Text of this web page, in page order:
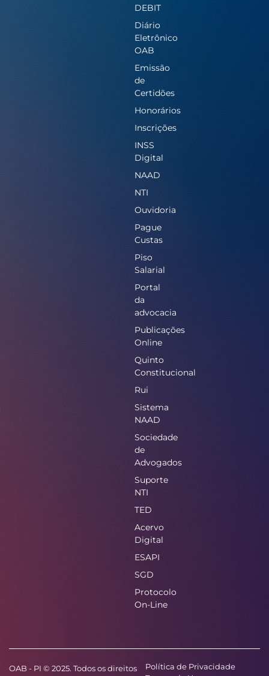
DEBIT
Diário
Eletrônico
OAB
Emissão
de
Certidões
Honorários
Inscrições
INSS
Digital
NAAD
NTI
Ouvidoria
Pague
Custas
Piso
Salarial
Portal
da
advocacia
Publicações
Online
Quinto
Constitucional
Rui
Sistema
NAAD
Sociedade
de
Advogados
Suporte
NTI
TED
Acervo
Digital
ESAPI
SGD
Protocolo
On-Line
OAB - PI © 2025. Todos os direitos
Política de Privacidade